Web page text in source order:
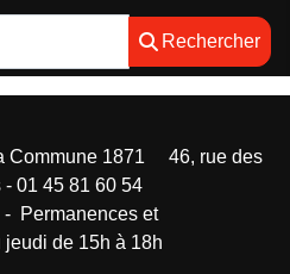
Rechercher
Commune 1871 46, rue des
01 45 81 60 54
- Permanences et
de 15h à 18h